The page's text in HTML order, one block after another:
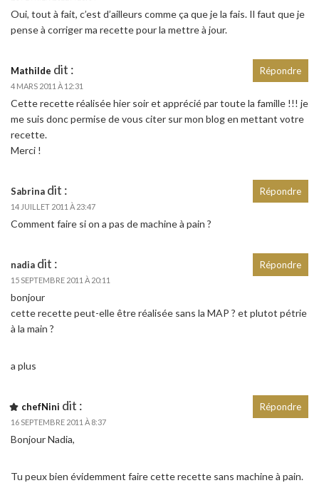
Oui, tout à fait, c’est d’ailleurs comme ça que je la fais. Il faut que je
pense à corriger ma recette pour la mettre à jour.
Mathilde dit :
4 MARS 2011 À 12:31
Cette recette réalisée hier soir et apprécié par toute la famille !!! je
me suis donc permise de vous citer sur mon blog en mettant votre
recette.
Merci !
Répondre
Sabrina dit :
14 JUILLET 2011 À 23:47
Comment faire si on a pas de machine à pain ?
Répondre
nadia dit :
15 SEPTEMBRE 2011 À 20:11
bonjour
cette recette peut-elle être réalisée sans la MAP ? et plutot pétrie
à la main ?
a plus
Répondre
chefNini dit :
16 SEPTEMBRE 2011 À 8:37
Bonjour Nadia,
Tu peux bien évidemment faire cette recette sans machine à pain.
Répondre